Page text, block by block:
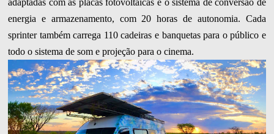
adaptadas com as placas fotovoltaicas e o sistema de conversão de
energia e armazenamento, com 20 horas de autonomia. Cada
sprinter também carrega 110 cadeiras e banquetas para o público e
todo o sistema de som e projeção para o cinema.